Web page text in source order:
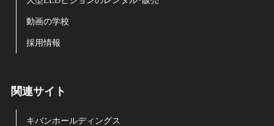
動画の学校
採用情報
関連サイト
キバンホールディングス